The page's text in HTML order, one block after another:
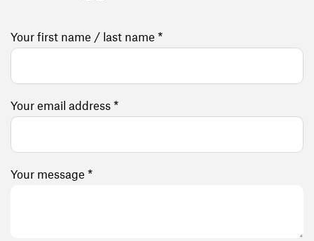
Your first name / last name *
Your email address *
Your message *